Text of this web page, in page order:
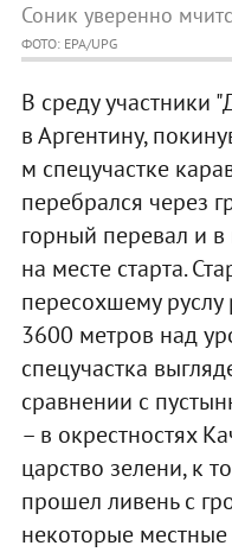
Соник уверенно
ФОТО: EPA/UPG
В среду участники
в Аргентину,
м спецучастке
перебрался через
горный перевал и в
на месте старта.
пересохшему руслу
3600 метров над
спецучастка
сравнении с
– в окрестностях
царство зелени, к
прошел ливень с
некоторые